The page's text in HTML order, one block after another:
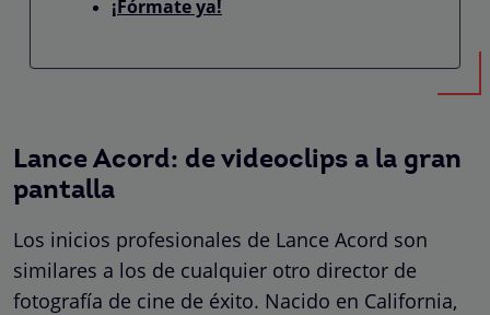
¡Fórmate ya!
Lance Acord: de videoclips a la gran
pantalla
Los inicios profesionales de Lance Acord son
similares a los de cualquier otro director de
fotografía de cine de éxito. Nacido en California,